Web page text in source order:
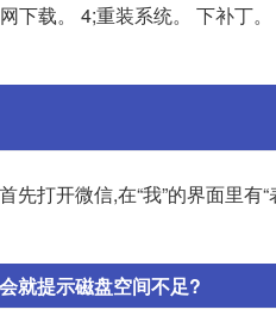
下载。 4;重装系统。 下补丁
打开微信,在“我”的界面里有
就提示磁盘空间不足?